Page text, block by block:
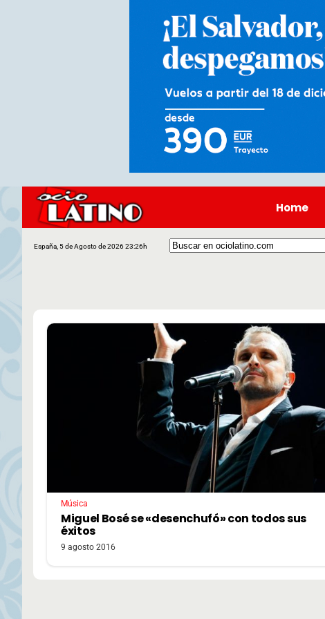
Home
España, 5 de Agosto de 2026 23:26h
Música
Miguel Bosé se «desenchufó» con todos sus
éxitos
9 agosto 2016